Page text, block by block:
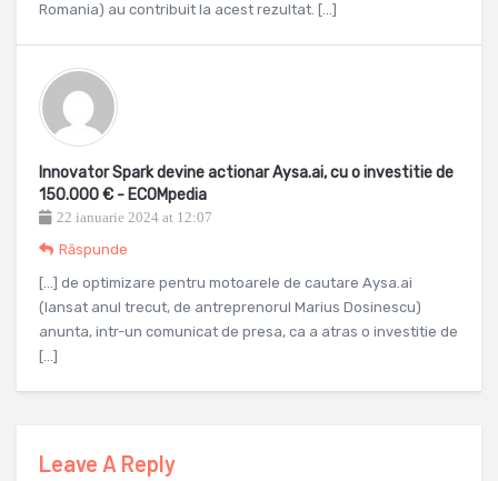
Romania) au contribuit la acest rezultat. […]
Innovator Spark devine actionar Aysa.ai, cu o investitie de
150.000 € - ECOMpedia
22 ianuarie 2024 at 12:07
Răspunde
[…] de optimizare pentru motoarele de cautare Aysa.ai
(lansat anul trecut, de antreprenorul Marius Dosinescu)
anunta, intr-un comunicat de presa, ca a atras o investitie de
[…]
Leave A Reply